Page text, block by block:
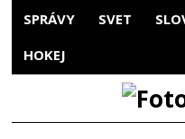
SPRÁVY SVET
HOKEJ